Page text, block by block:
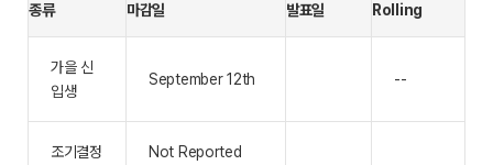
종류 마감일 발표일 Rolling
가을 신
입생
September 12th --
조기결정 Not Reported